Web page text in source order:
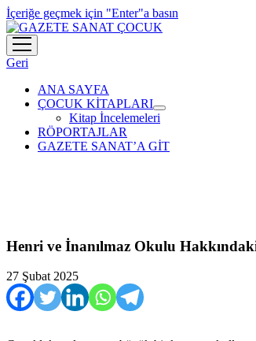
İçeriğe geçmek için "Enter"a basın
menüyü
aç
Geri
ANA SAYFA
ÇOCUK KİTAPLARI
menüyü
aç
Kitap İncelemeleri
RÖPORTAJLAR
GAZETE SANAT’A GİT
Henri ve İnanılmaz Okulu
27 Şubat 2025